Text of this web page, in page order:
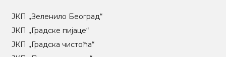
ЈКП „Зеленило Београд“
ЈКП „Градске пијаце“
ЈКП „Градска чистоћа“